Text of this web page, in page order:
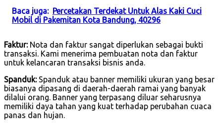
Baca juga: Percetakan Terdekat Untuk Alas Kaki Cuci
Mobil di Pakemitan Kota Bandung, 40296
Faktur:Nota dan faktur sangat diperlukan sebagai bukti
transaksi. Kami menerima pembuatan nota dan faktur
untuk kelancaran transaksi bisnis anda.
Spanduk:Spanduk atau banner memiliki ukuran yang besar
biasanya dipasang di daerah-daerah ramai yang banyak
dilalui orang. Banner yang terpasang diluar seharusnya
memiliki daya tahan yang kuat terhadap perubahan cuaca
panas dan hujan.